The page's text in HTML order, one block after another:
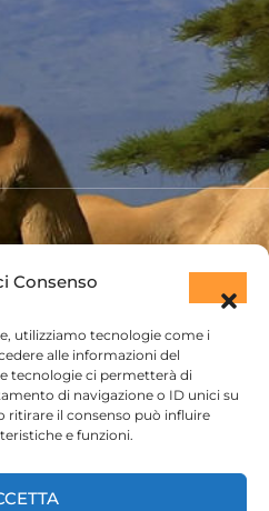
Consenso
utilizziamo tecnologie come i
alle informazioni del
tecnologie ci permetterà di
di navigazione o ID unici su
ritirare il consenso può influire
e funzioni.